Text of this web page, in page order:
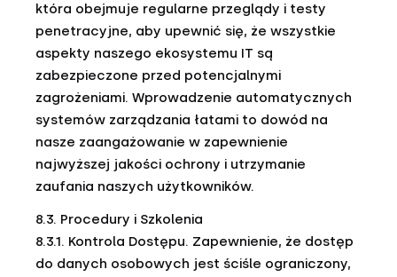
która obejmuje regularne przeglądy i testy
penetracyjne, aby upewnić się, że wszystkie
aspekty naszego ekosystemu IT są
zabezpieczone przed potencjalnymi
zagrożeniami. Wprowadzenie automatycznych
systemów zarządzania łatami to dowód na
nasze zaangażowanie w zapewnienie
najwyższej jakości ochrony i utrzymanie
zaufania naszych użytkowników.
8.3. Procedury i Szkolenia
8.3.1. Kontrola Dostępu. Zapewnienie, że dostęp
do danych osobowych jest ściśle ograniczony,